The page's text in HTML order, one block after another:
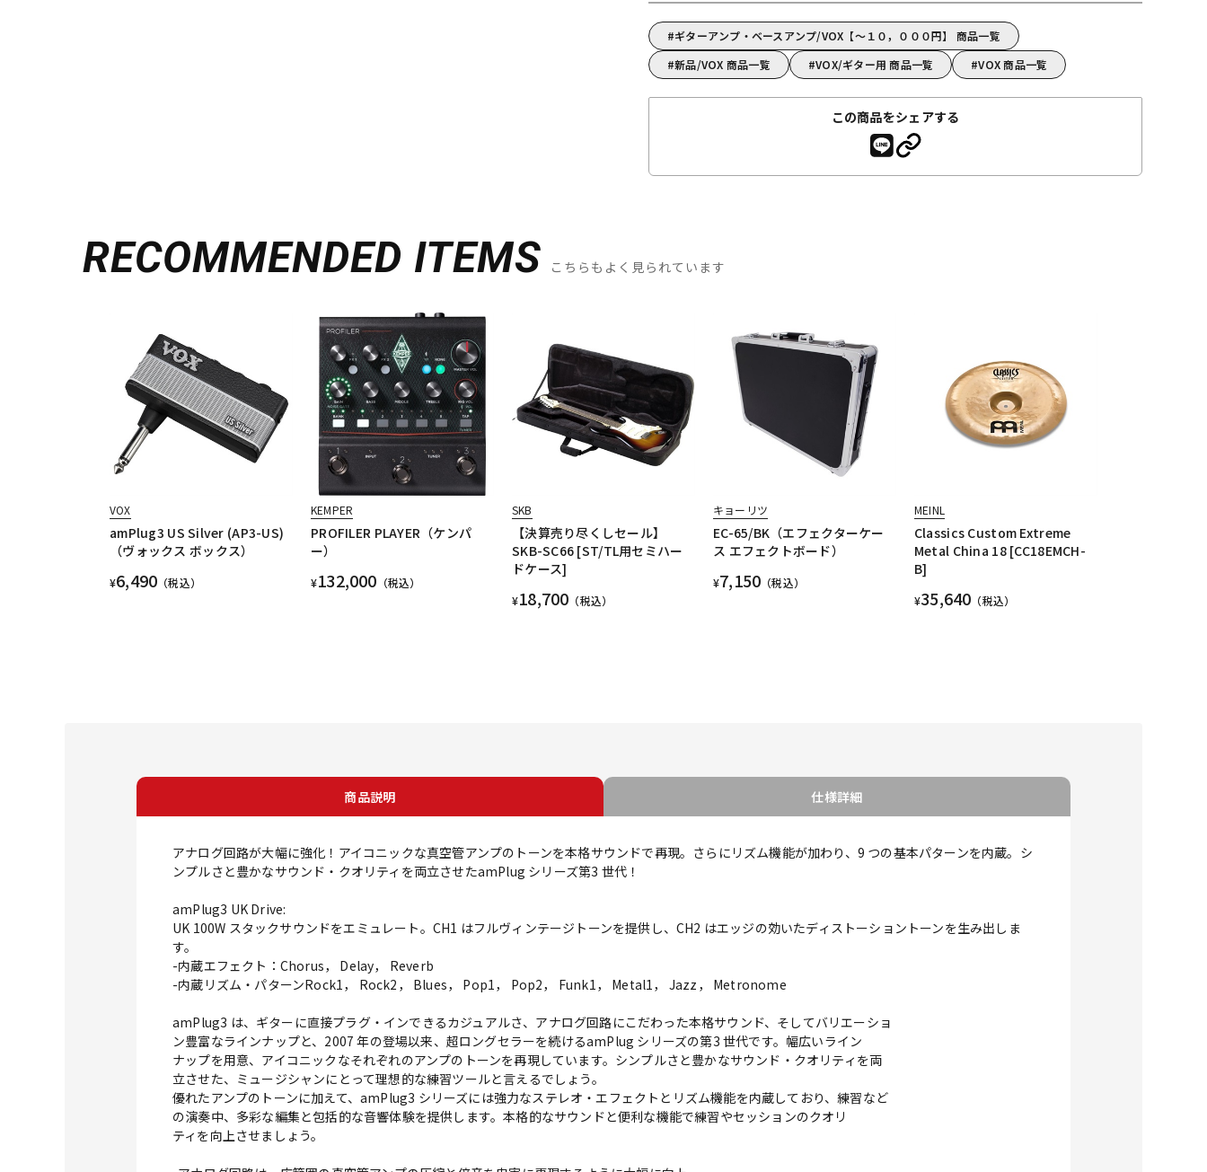
ギターアンプ・ベースアンプ/VOX【～１０，０００円】 商品一覧
新品/VOX 商品一覧
VOX/ギター用 商品一覧 VOX 商品一覧
この商品をシェアする
RECOMMENDED ITEMS こちらもよく見られています
VOX
amPlug3 US Silver (AP3-US)
（ヴォックス ボックス）
¥6,490 （税込）
KEMPER
PROFILER PLAYER（ケンパ
ー）
¥132,000 （税込）
SKB
【決算売り尽くしセール】
SKB-SC66 [ST/TL用セミハー
ドケース]
¥18,700 （税込）
キョーリツ
EC-65/BK（エフェクターケー
ス エフェクトボード）
¥7,150 （税込）
MEINL
Classics Custom Extreme
Metal China 18 [CC18EMCH-
B]
¥35,640 （税込）
商品説明 仕様詳細
アナログ回路が大幅に強化！アイコニックな真空管アンプのトーンを本格サウンドで再現。さらにリズム機能が加わり、9 つの基本パターンを内蔵。シ
ンプルさと豊かなサウンド・クオリティを両立させたamPlug シリーズ第3 世代！
amPlug3 UK Drive:
UK 100W スタックサウンドをエミュレート。CH1 はフルヴィンテージトーンを提供し、CH2 はエッジの効いたディストーショントーンを生み出しま
す。
-内蔵エフェクト：Chorus， Delay， Reverb
-内蔵リズム・パターンRock1， Rock2， Blues， Pop1， Pop2， Funk1， Metal1， Jazz， Metronome
amPlug3 は、ギターに直接プラグ・インできるカジュアルさ、アナログ回路にこだわった本格サウンド、そしてバリエーショ
ン豊富なラインナップと、2007 年の登場以来、超ロングセラーを続けるamPlug シリーズの第3 世代です。幅広いライン
ナップを用意、アイコニックなそれぞれのアンプのトーンを再現しています。シンプルさと豊かなサウンド・クオリティを両
立させた、ミュージシャンにとって理想的な練習ツールと言えるでしょう。
優れたアンプのトーンに加えて、amPlug3 シリーズには強力なステレオ・エフェクトとリズム機能を内蔵しており、練習など
の演奏中、多彩な編集と包括的な音響体験を提供します。本格的なサウンドと便利な機能で練習やセッションのクオリ
ティを向上させましょう。